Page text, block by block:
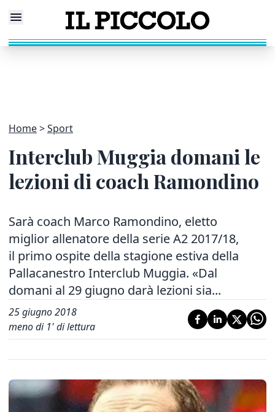
Home Sport
Interclub Muggia domani le
lezioni di coach Ramondino
Sarà coach Marco Ramondino, eletto
miglior allenatore della serie A2 2017/18,
il primo ospite della stagione estiva della
Pallacanestro Interclub Muggia. «Dal
domani al 29 giugno darà lezioni sia...
25 giugno 2018
meno di 1' di lettura